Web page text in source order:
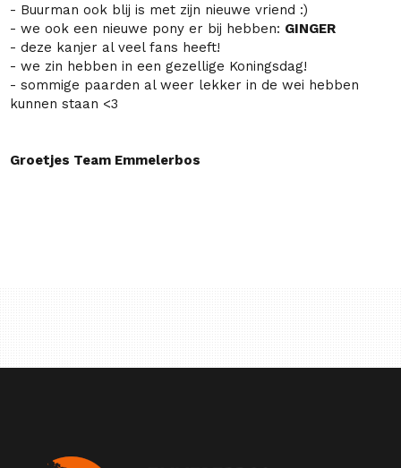
- Buurman ook blij is met zijn nieuwe vriend :)
- we ook een nieuwe pony er bij hebben: GINGER
- deze kanjer al veel fans heeft!
- we zin hebben in een gezellige Koningsdag!
- sommige paarden al weer lekker in de wei hebben
kunnen staan <3
Groetjes Team Emmelerbos